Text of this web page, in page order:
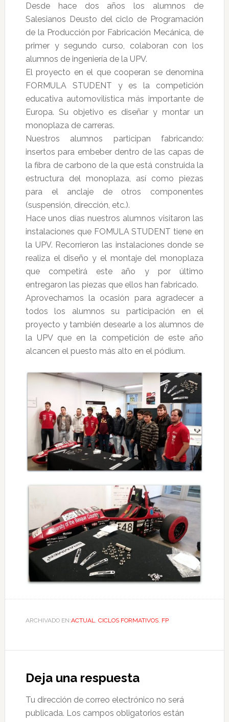
Desde hace dos años los alumnos de
Salesianos Deusto del ciclo de Programación
de la Producción por Fabricación Mecánica, de
primer y segundo curso, colaboran con los
alumnos de ingeniería de la UPV.
El proyecto en el que cooperan se denomina
FORMULA STUDENT y es la competición
educativa automovilística más importante de
Europa. Su objetivo es diseñar y montar un
monoplaza de carreras.
Nuestros alumnos participan fabricando:
insertos para embeber dentro de las capas de
la fibra de carbono de la que está construida la
estructura del monoplaza, así como piezas
para el anclaje de otros componentes
(suspensión, dirección, etc.).
Hace unos días nuestros alumnos visitaron las
instalaciones que FOMULA STUDENT tiene en
la UPV. Recorrieron las instalaciones donde se
realiza el diseño y el montaje del monoplaza
que competirá este año y por último
entregaron las piezas que ellos han fabricado.
Aprovechamos la ocasión para agradecer a
todos los alumnos su participación en el
proyecto y también desearle a los alumnos de
la UPV que en la competición de este año
alcancen el puesto más alto en el pódium.
ARCHIVADO EN:ACTUAL, CICLOS FORMATIVOS, FP
Deja una respuesta
Tu dirección de correo electrónico no será
publicada. Los campos obligatorios están